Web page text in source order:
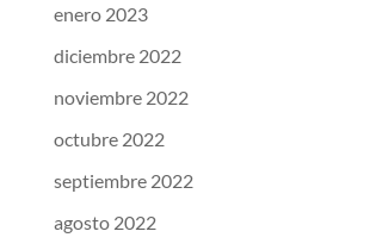
enero 2023
diciembre 2022
noviembre 2022
octubre 2022
septiembre 2022
agosto 2022